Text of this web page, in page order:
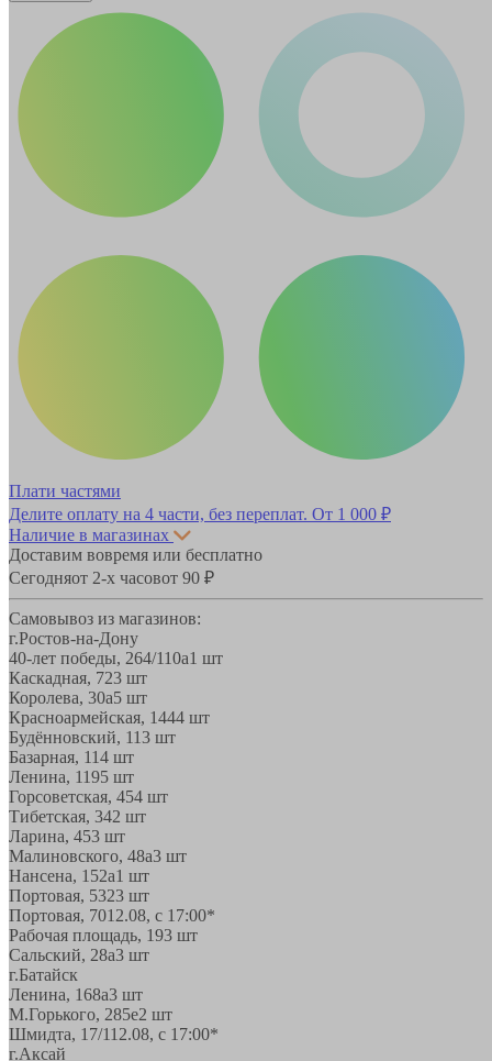
Плати частями
Делите оплату на 4 части, без переплат. От 1 000 ₽
Наличие в магазинах
Доставим вовремя или бесплатно
Сегодняот 2-х часовот 90 ₽
Самовывоз из магазинов:
г.Ростов-на-Дону
40-лет победы, 264/110а1 шт
Каскадная, 723 шт
Королева, 30а5 шт
Красноармейская, 1444 шт
Будённовский, 113 шт
Базарная, 114 шт
Ленина, 1195 шт
Горсоветская, 454 шт
Тибетская, 342 шт
Ларина, 453 шт
Малиновского, 48а3 шт
Нансена, 152а1 шт
Портовая, 5323 шт
Портовая, 7012.08, с 17:00*
Рабочая площадь, 193 шт
Сальский, 28a3 шт
г.Батайск
Ленина, 168а3 шт
М.Горького, 285е2 шт
Шмидта, 17/112.08, с 17:00*
г.Аксай